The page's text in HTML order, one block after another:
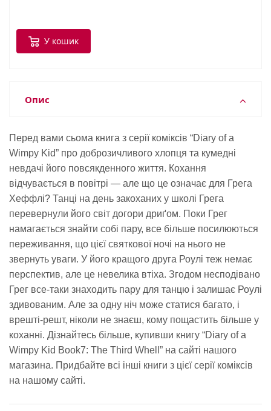
У кошик
Опис
Перед вами сьома книга з серії коміксів “Diary of a
Wimpy Kid” про доброзичливого хлопця та кумедні
невдачі його повсякденного життя. Кохання
відчувається в повітрі — але що це означає для Грега
Хеффлі? Танці на день закоханих у школі Грега
перевернули його світ догори дриґом. Поки Грег
намагається знайти собі пару, все більше посилюються
переживання, що цієї святкової ночі на нього не
звернуть уваги. У його кращого друга Роулі теж немає
перспектив, але це невелика втіха. Згодом несподівано
Грег все-таки знаходить пару для танцю і залишає Роулі
здивованим. Але за одну ніч може статися багато, і
врешті-решт, ніколи не знаєш, кому пощастить більше у
коханні. Дізнайтесь більше, купивши книгу “Diary of a
Wimpy Kid Book7: The Third Whell” на сайті нашого
магазина. Придбайте всі інші книги з цієї серії коміксів
на нашому сайті.